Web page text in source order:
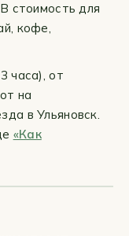
стоимость для
кофе,
часа), от
на
в Ульяновск.
«Как